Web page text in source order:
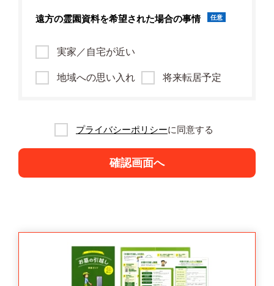
遠方の霊園資料を希望された場合の事情 任意
実家／自宅が近い
地域への思い入れ 将来転居予定
プライバシーポリシーに同意する
確認画面へ